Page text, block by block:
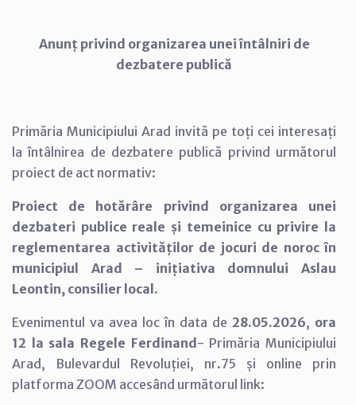
Anunț privind organizarea unei întâlniri de
dezbatere publică
Primăria Municipiului Arad invită pe toți cei interesați
la întâlnirea de dezbatere publică privind următorul
proiect de act normativ:
Proiect de hotărâre privind organizarea unei
dezbateri publice reale și temeinice cu privire la
reglementarea activităților de jocuri de noroc în
municipiul Arad – inițiativa domnului Aslau
Leontin, consilier local.
Evenimentul va avea loc în data de 28.05.2026, ora
12 la sala Regele Ferdinand- Primăria Municipiului
Arad, Bulevardul Revoluției, nr.75 și online prin
platforma ZOOM accesând următorul link: